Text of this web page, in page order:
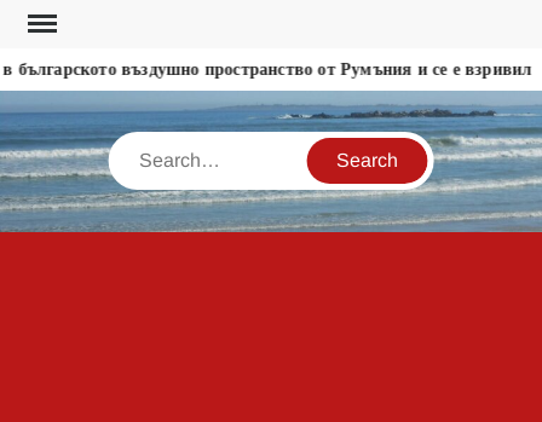
Skip
content
въздушно пространство от Румъния и се е взривил
Search